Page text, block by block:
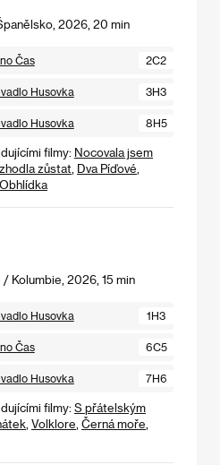
2026, 20 min
Čas 2C2
Husovka 3H3
Husovka 8H5
filmy: Nocovala jsem
zůstat Dva Píďové
Obhlídka
Kolumbie, 2026, 15 min
Husovka 1H3
Čas 6C5
Husovka 7H6
filmy: S přátelským
Volklore Černá moře